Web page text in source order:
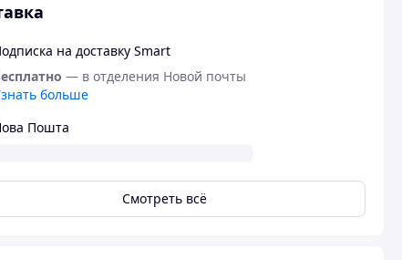
на доставку Smart
— в отделения Новой почты
больше
Пошта
Смотреть всё